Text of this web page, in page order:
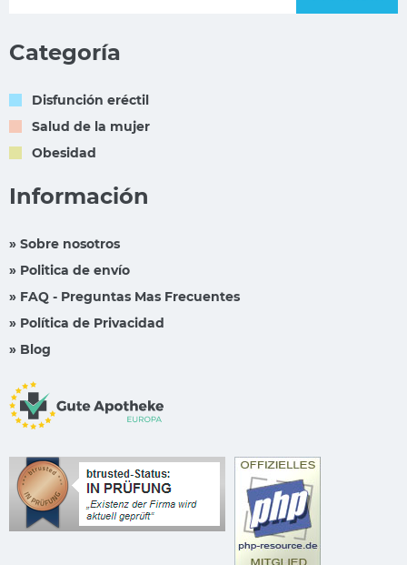
Categoría
Disfunción eréctil
Salud de la mujer
Obesidad
Información
» Sobre nosotros
» Politica de envío
» FAQ - Preguntas Mas Frecuentes
» Política de Privacidad
» Blog